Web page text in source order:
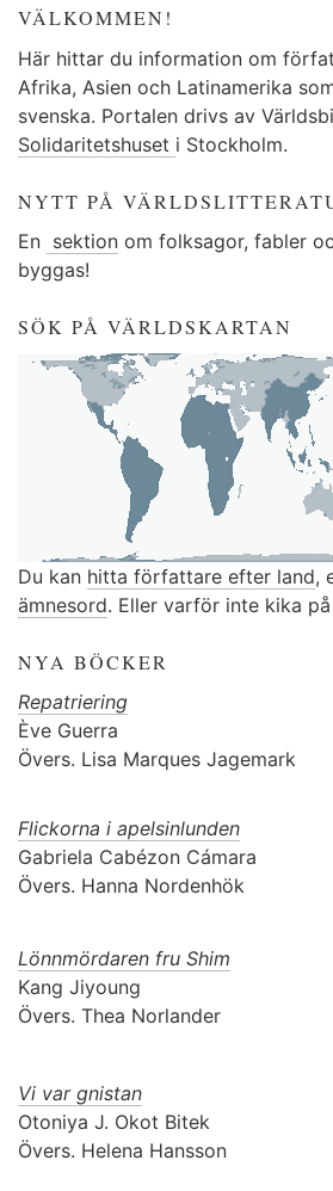
VÄLKOMMEN!
Här hittar du information om
Afrika, Asien och Latinamerika
svenska. Portalen drivs av
Solidaritetshuset i Stockholm.
NYTT PÅ
En sektion om folksagor, fabler
byggas!
SÖK PÅ VÄRLDSKARTAN
Du kan hitta författare efter land,
ämnesord. Eller varför inte kika på
NYA BÖCKER
Repatriering
Ève Guerra
Övers. Lisa Marques Jagemark
Flickorna i apelsinlunden
Gabriela Cabézon Cámara
Övers. Hanna Nordenhök
Lönnmördaren fru Shim
Kang Jiyoung
Övers. Thea Norlander
Vi var gnistan
Otoniya J. Okot Bitek
Övers. Helena Hansson